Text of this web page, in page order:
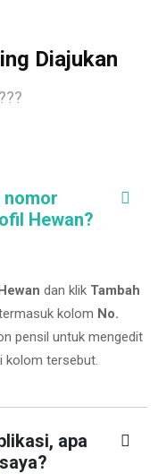
Diajukan
nomor
Hewan?
dan klik Tambah
kolom No.
pensil untuk mengedit
kolom tersebut.
apa